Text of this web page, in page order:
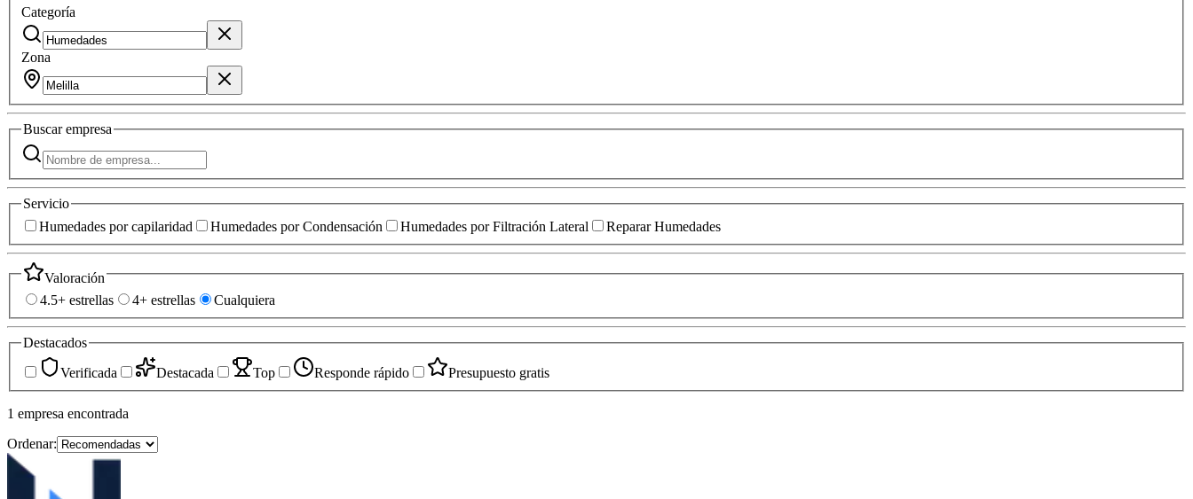
Categoría
Zona
Buscarempresa
Servicio
Humedades por capilaridad
Humedades por Condensación Humedades por Filtración Lateral Reparar Humedades
Valoración
4.5+ estrellas
4+ estrellas Cualquiera
Destacados
Verificada
Destacada Top Responde rápido Presupuesto gratis
1 empresa encontrada
Ordenar: